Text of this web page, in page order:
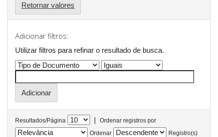
Retornar valores
Adicionar filtros:
Utilizar filtros para refinar o resultado de busca.
Resultados/Página |
Ordenar registros por
Ordenar
Registro(s)